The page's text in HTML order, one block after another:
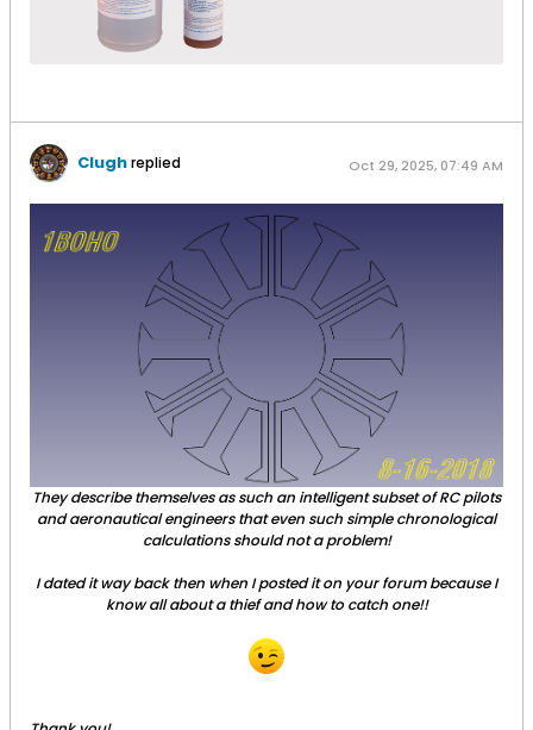
Clughreplied Oct 29, 2025, 07:49 AM
They describe themselves as such an intelligent subset of RC pilots
and aeronautical engineers that even such simple chronological
calculations should not a problem!
I dated it way back then when I posted it on your forum because I
know all about a thief and how to catch one!!